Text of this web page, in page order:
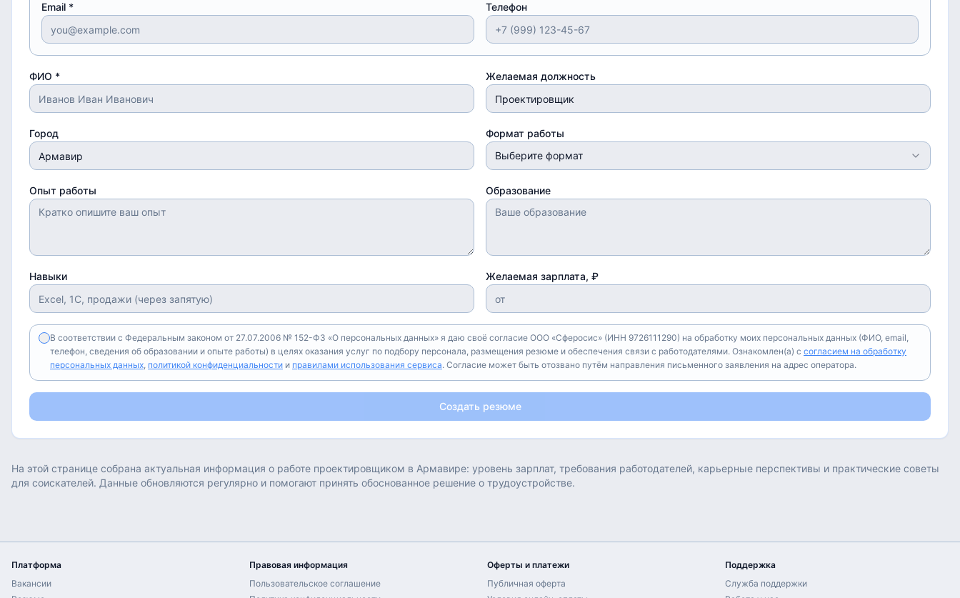
Email * Телефон
ФИО * Желаемая должность
Город
Формат работы
Выберите формат
Опыт работы Образование
Навыки Желаемая зарплата, ₽
В соответствии с Федеральным законом от 27.07.2006 № 152-ФЗ «О персональных данных» я даю своё согласие ООО «Сферосис» (ИНН 9726111290) на обработку моих персональных данных (ФИО, email,
телефон, сведения об образовании и опыте работы) в целях оказания услуг по подбору персонала, размещения резюме и обеспечения связи с работодателями. Ознакомлен(а) с согласием на обработку
персональных данных, политикой конфиденциальности и правилами использования сервиса. Согласие может быть отозвано путём направления письменного заявления на адрес оператора.
Создать резюме
На этой странице собрана актуальная информация о работе проектировщиком в Армавире: уровень зарплат, требования работодателей, карьерные перспективы и практические советы
для соискателей. Данные обновляются регулярно и помогают принять обоснованное решение о трудоустройстве.
Платформа
Вакансии
Правовая информация
Пользовательское соглашение
Оферты и платежи
Публичная оферта
Поддержка
Служба поддержки